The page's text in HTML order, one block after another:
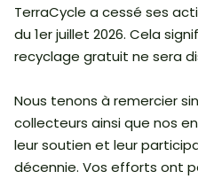
TerraCycle a cessé ses
du 1er juillet 2026. Cela
recyclage gratuit ne sera
Nous tenons à remercier
collecteurs ainsi que nos
leur soutien et leur
décennie. Vos efforts ont